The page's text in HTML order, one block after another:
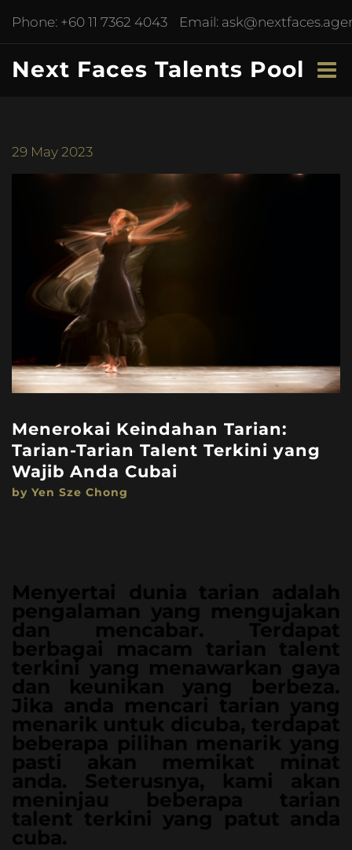
Phone: +60 11 7362 4043 Email:
Next Faces Talents Pool
29 May 2023
Menerokai Keindahan Tarian:
Tarian-Tarian Talent Terkini yang
Wajib Anda Cubai
by Yen Sze Chong
Menyertai dunia tarian adalah
pengalaman yang mengujakan
dan mencabar. Terdapat
berbagai macam tarian talent
terkini yang menawarkan gaya
dan keunikan yang berbeza.
Jika anda mencari tarian yang
menarik untuk dicuba, terdapat
beberapa pilihan menarik yang
pasti akan memikat minat
anda. Seterusnya, kami akan
meninjau beberapa tarian
talent terkini yang patut anda
cuba.